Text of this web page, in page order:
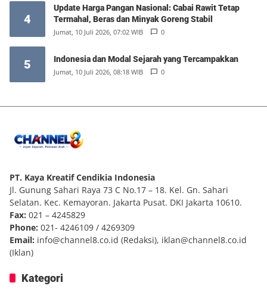
4
Update Harga Pangan Nasional: Cabai Rawit Tetap
Termahal, Beras dan Minyak Goreng Stabil
Jumat, 10 Juli 2026, 07:02 WIB 0
5 Indonesia dan Modal Sejarah yang Tercampakkan
Jumat, 10 Juli 2026, 08:18 WIB 0
PT. Kaya Kreatif Cendikia Indonesia
Jl. Gunung Sahari Raya 73 C No.17 – 18. Kel. Gn. Sahari
Selatan. Kec. Kemayoran. Jakarta Pusat. DKI Jakarta 10610.
Fax: 021 – 4245829
Phone: 021- 4246109 / 4269309
Email: info@channel8.co.id (Redaksi), iklan@channel8.co.id
(Iklan)
Kategori